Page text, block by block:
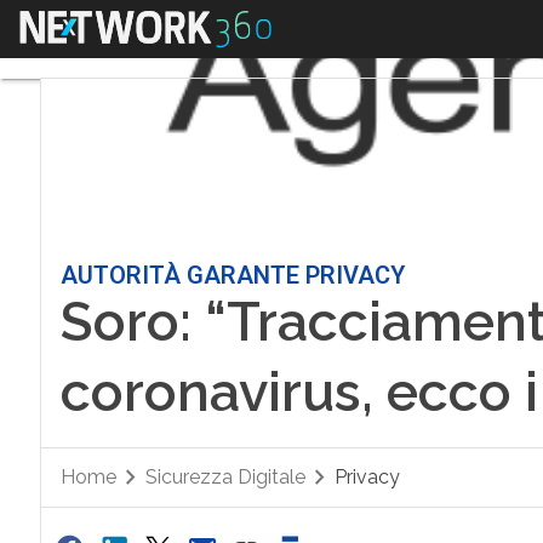
Menu
AUTORITÀ GARANTE PRIVACY
Soro:
coronavirus, ecco
Home Sicurezza Digitale Privacy